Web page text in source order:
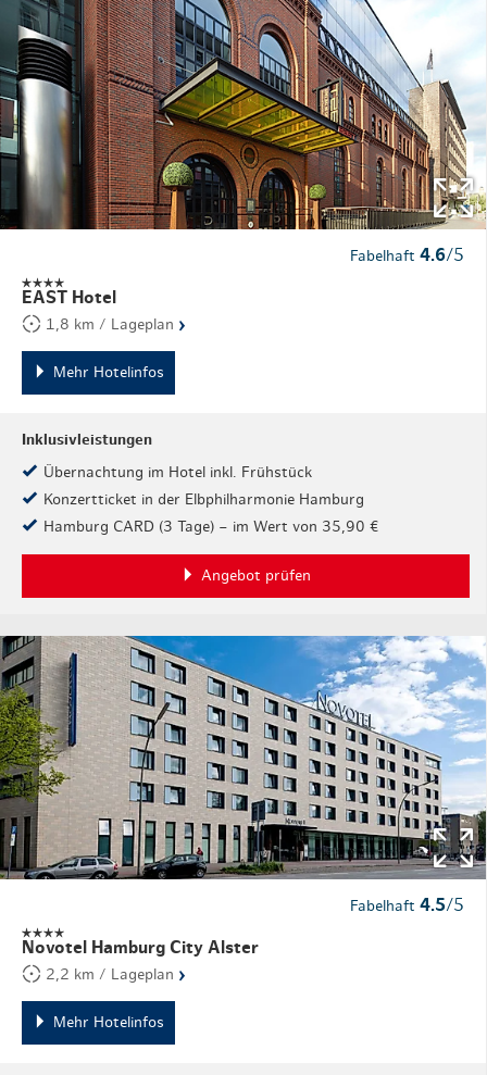
Fabelhaft4.6/5
EAST Hotel
1,8 km / Lageplan ›
Mehr Hotelinfos
Inklusivleistungen
Übernachtung im Hotel inkl. Frühstück
Konzertticket in der Elbphilharmonie Hamburg
Hamburg CARD (3 Tage) – im Wert von 35,90 €
Angebot prüfen
Fabelhaft4.5/5
Novotel Hamburg City Alster
2,2 km / Lageplan ›
Mehr Hotelinfos